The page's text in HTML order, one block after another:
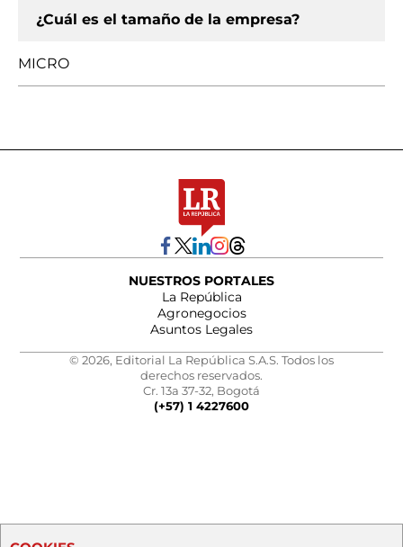
¿Cuál es el tamaño de la empresa?
MICRO
NUESTROS PORTALES
La República
Agronegocios
Asuntos Legales
© 2026, Editorial La República S.A.S. Todos los
derechos reservados.
Cr. 13a 37-32, Bogotá
(+57) 1 4227600